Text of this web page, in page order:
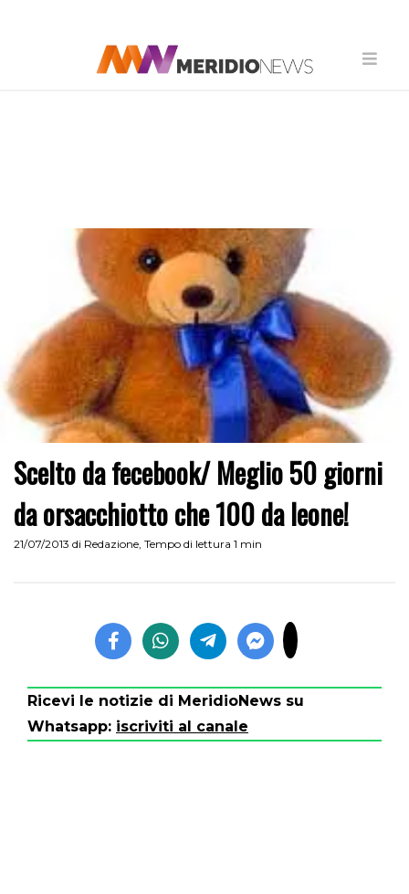
Scelto da fecebook/ Meglio 50 giorni
da orsacchiotto che 100 da leone!
21/07/2013 di Redazione, Tempo di lettura 1 min
Ricevi le notizie di MeridioNews su
Whatsapp: iscriviti al canale